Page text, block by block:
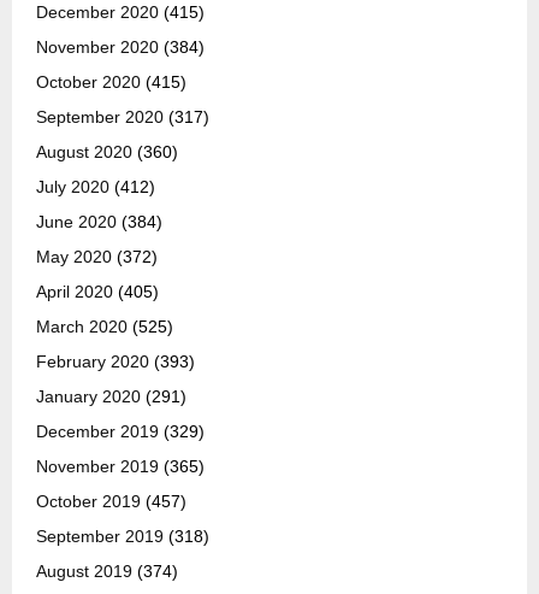
December 2020 (415)
November 2020 (384)
October 2020 (415)
September 2020 (317)
August 2020 (360)
July 2020 (412)
June 2020 (384)
May 2020 (372)
April 2020 (405)
March 2020 (525)
February 2020 (393)
January 2020 (291)
December 2019 (329)
November 2019 (365)
October 2019 (457)
September 2019 (318)
August 2019 (374)